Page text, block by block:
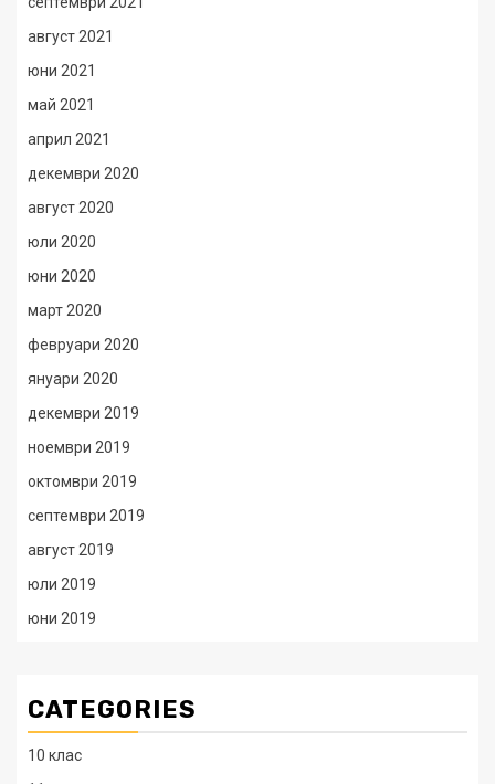
август 2021
юни 2021
май 2021
април 2021
декември 2020
август 2020
юли 2020
юни 2020
март 2020
февруари 2020
януари 2020
декември 2019
ноември 2019
октомври 2019
септември 2019
август 2019
юли 2019
юни 2019
CATEGORIES
10 клас